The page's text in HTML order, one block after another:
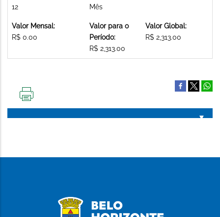
12
Mês
Valor Mensal:
R$ 0.00
Valor para o
Período:
R$ 2,313.00
Valor Global:
R$ 2,313.00
PÁGINA